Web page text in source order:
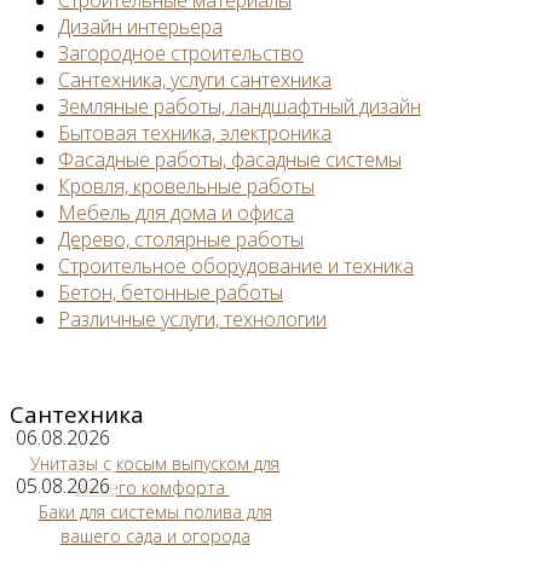
Дизайн интерьера
Загородное строительство
Сантехника, услуги сантехника
Земляные работы, ландшафтный дизайн
Бытовая техника, электроника
Фасадные работы, фасадные системы
Кровля, кровельные работы
Мебель для дома и офиса
Дерево, столярные работы
Строительное оборудование и техника
Бетон, бетонные работы
Различные услуги, технологии
Сантехника
06.08.2026
Унитазы с косым выпуском для
вашего комфорта
05.08.2026
Баки для системы полива для
вашего сада и огорода